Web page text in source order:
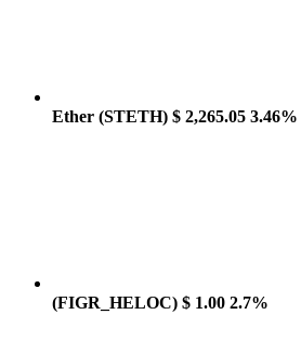
Ether (STETH) $ 2,265.05 3.46%
(FIGR_HELOC) $ 1.00 2.7%